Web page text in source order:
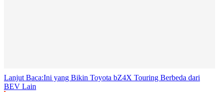
Lanjut Baca:Ini yang Bikin Toyota bZ4X Touring Berbeda dari
BEV Lain